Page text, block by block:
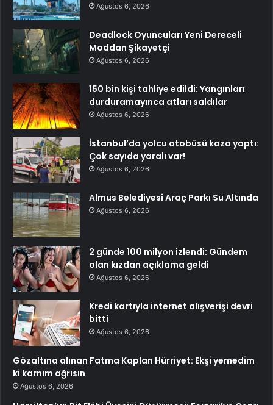
Ağustos 6, 2026
Deadlock Oyuncuları Yeni Dereceli
Moddan Şikayetçi
Ağustos 6, 2026
150 bin kişi tahliye edildi: Yangınları
durduramayınca atları saldılar
Ağustos 6, 2026
İstanbul’da yolcu otobüsü kaza yaptı:
Çok sayıda yaralı var!
Ağustos 6, 2026
Almus Belediyesi Araç Parkı Su Altında
Ağustos 6, 2026
2 günde 100 milyon izlendi: Gündem
olan kızdan açıklama geldi
Ağustos 6, 2026
Kredi kartıyla internet alışverişi devri
bitti
Ağustos 6, 2026
Gözaltına alınan Fatma Kaplan Hürriyet: Ekşi yemedim
ki karnım ağrısın
Ağustos 6, 2026